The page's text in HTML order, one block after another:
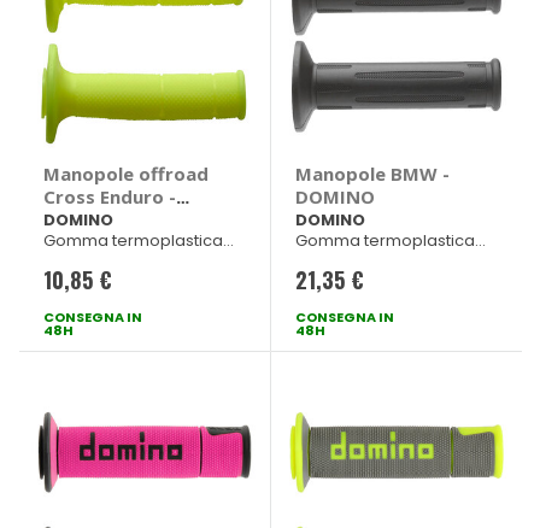
Manopole offroad
Cross Enduro -
DOMINO
DOMINO
Gomma termoplastica
123mm
10,85 €
CONSEGNA IN
48H
Manopole BMW -
DOMINO
DOMINO
Gomma termoplastica
21,35 €
CONSEGNA IN
48H